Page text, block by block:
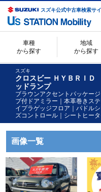
スズキ公式中古車検索サ
車種
から探す
地域
から探す
スズキ
クロスビー ＨＹＢＲＩ
ッドランプ
ブラウンアクセントパッケー
プ付ドアミラー｜本革巻きス
イプラゲッジフロア｜パドル
ズコントロール｜シートヒータ
画像一覧